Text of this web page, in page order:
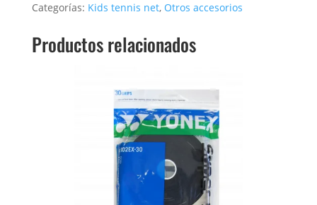
Categorías: Kids tennis net, Otros accesorios
Productos relacionados